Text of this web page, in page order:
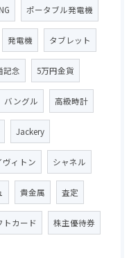
ポータブル発電機
発電機 タブレット
記念 5万円金貨
バングル 高級時計
Jackery
ヴィトン シャネル
貴金属 査定
トカード 株主優待券